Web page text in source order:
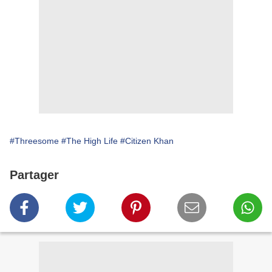
#Threesome #The High Life #Citizen Khan
Partager